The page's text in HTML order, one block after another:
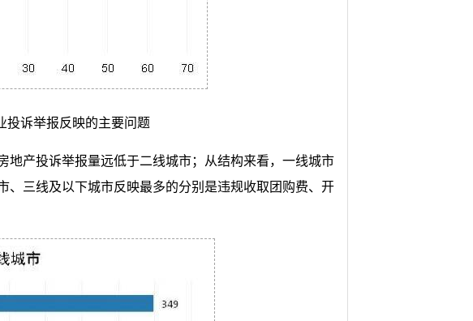
投诉举报反映的主要问题
地产投诉举报量远低于二线城市；从结构来看，一线城市
、三线及以下城市反映最多的分别是违规收取团购费、开